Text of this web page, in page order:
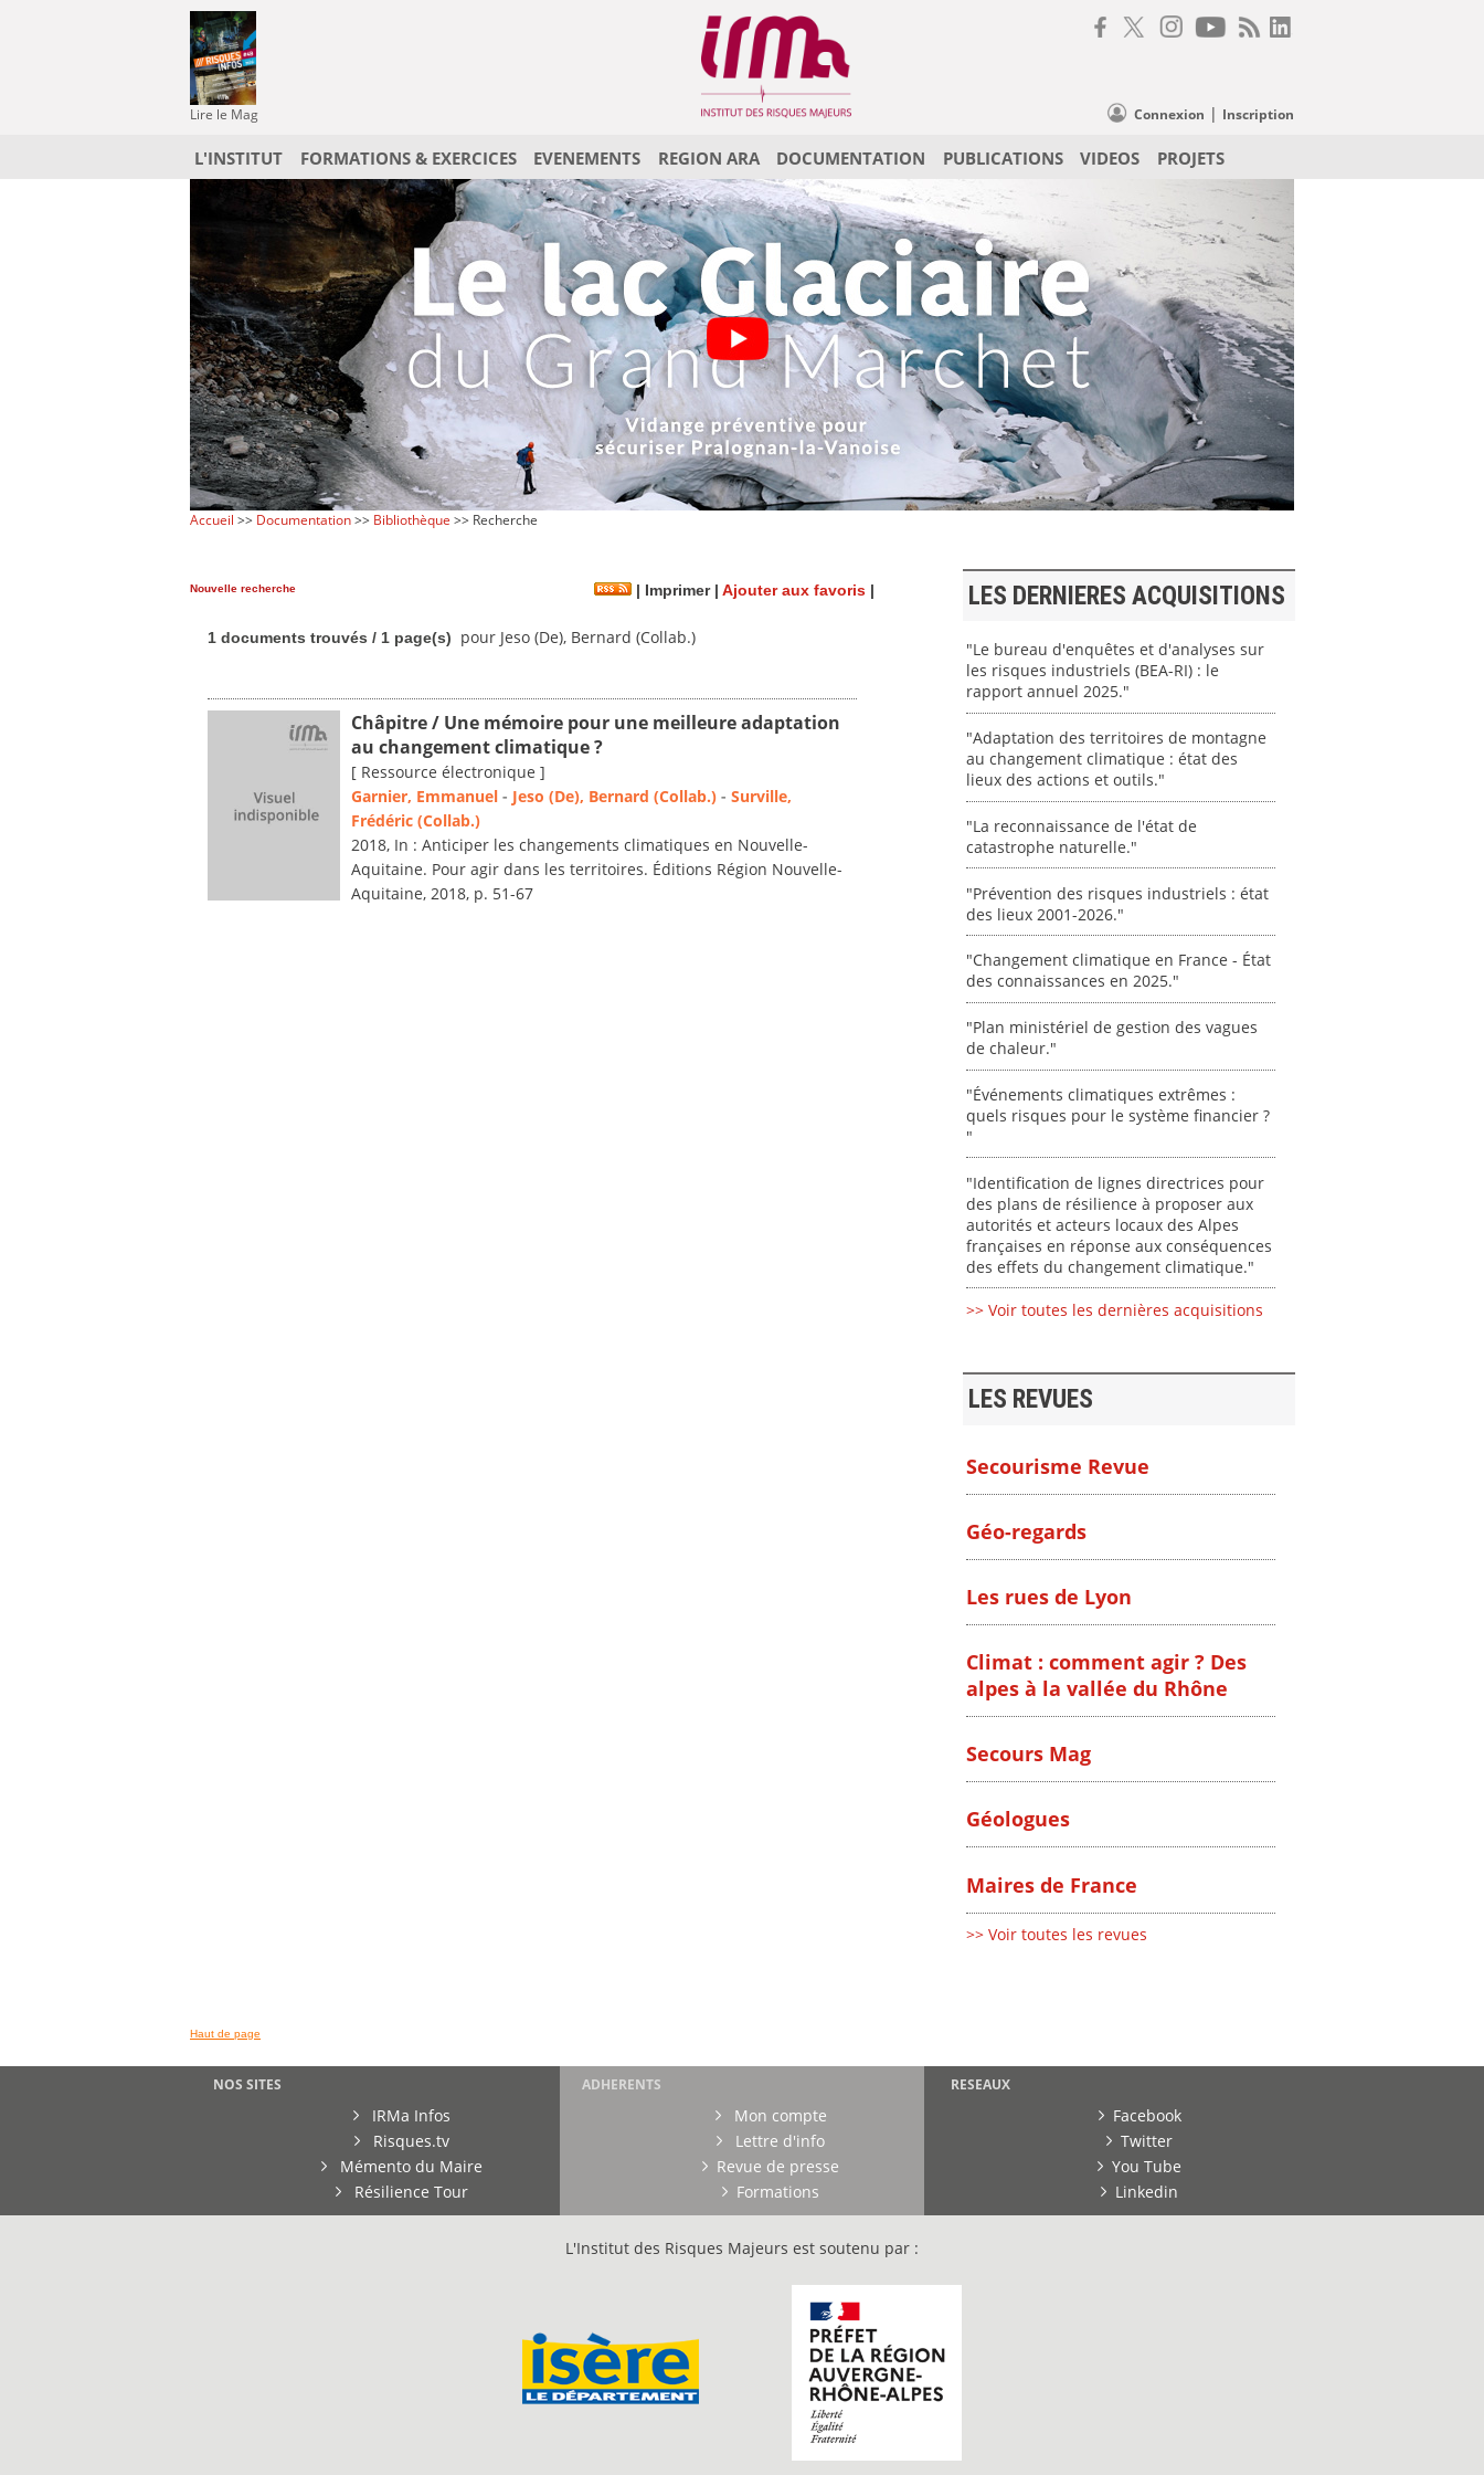
Lire le Mag Connexion | Inscription
L'INSTITUT FORMATIONS & EXERCICES EVENEMENTS REGION ARA DOCUMENTATION PUBLICATIONS VIDEOS PROJETS
Accueil >> Documentation>> Bibliothèque >> Recherche
Nouvelle recherche | Imprimer| Ajouter aux favoris |
1 documents trouvés / 1 page(s) pour Jeso (De), Bernard (Collab.)
Châpitre / Une mémoire pour une meilleure adaptation
au changement climatique ?
[ Ressource électronique ]
Garnier, Emmanuel - Jeso (De), Bernard (Collab.) - Surville,
Frédéric (Collab.)
2018, In : Anticiper les changements climatiques en Nouvelle-
Aquitaine. Pour agir dans les territoires. Éditions Région Nouvelle-
Aquitaine, 2018, p. 51-67
LES DERNIERES ACQUISITIONS
"Le bureau d'enquêtes et d'analyses sur
les risques industriels (BEA-RI) : le
rapport annuel 2025."
"Adaptation des territoires de montagne
au changement climatique : état des
lieux des actions et outils."
"La reconnaissance de l'état de
catastrophe naturelle."
"Prévention des risques industriels : état
des lieux 2001-2026."
"Changement climatique en France - État
des connaissances en 2025."
"Plan ministériel de gestion des vagues
de chaleur."
"Événements climatiques extrêmes :
quels risques pour le système financier ?
"
"Identification de lignes directrices pour
des plans de résilience à proposer aux
autorités et acteurs locaux des Alpes
françaises en réponse aux conséquences
des effets du changement climatique."
>> Voir toutes les dernières acquisitions
LES REVUES
Secourisme Revue
Géo-regards
Les rues de Lyon
Climat : comment agir ? Des
alpes à la vallée du Rhône
Secours Mag
Géologues
Maires de France
>> Voir toutes les revues
Haut de page
NOS SITES
IRMa Infos
Risques.tv
Mémento du Maire
Résilience Tour
ADHERENTS
Mon compte
Lettre d'info
Revue de presse
Formations
RESEAUX
Facebook
Twitter
You Tube
Linkedin
L'Institut des Risques Majeurs est soutenu par :